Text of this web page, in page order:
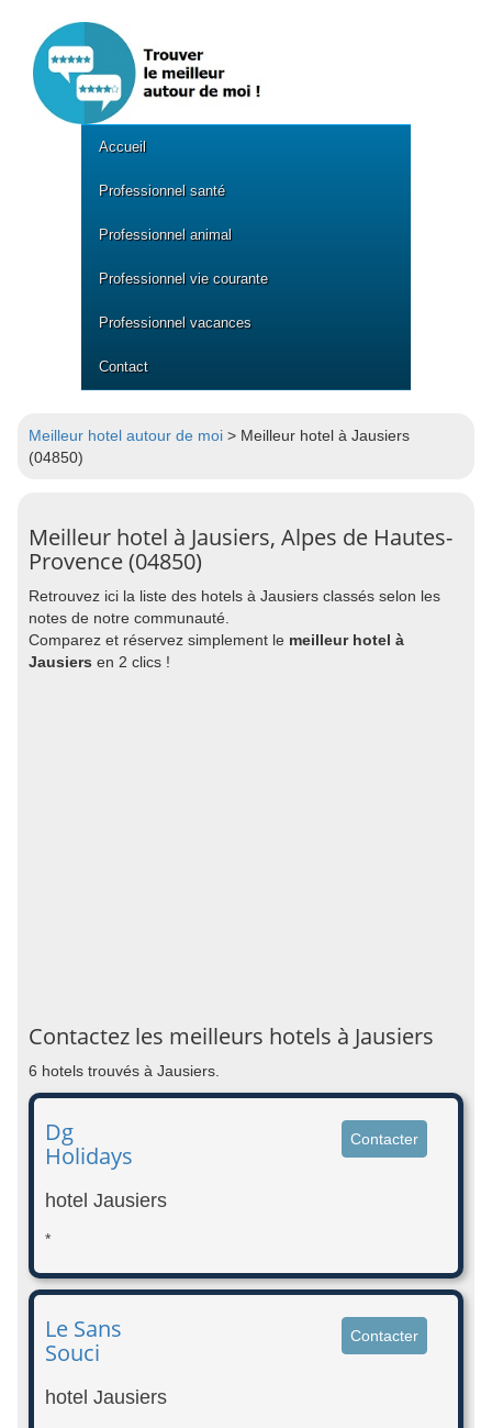
Accueil
Professionnel santé
Professionnel animal
Professionnel vie courante
Professionnel vacances
Contact
Meilleur hotel autour de moi > Meilleur hotel à Jausiers
(04850)
Meilleur hotel à Jausiers, Alpes de Hautes-
Provence (04850)
Retrouvez ici la liste des hotels à Jausiers classés selon les
notes de notre communauté.
Comparez et réservez simplement le meilleur hotel à
Jausiers en 2 clics !
Contactez les meilleurs hotels à Jausiers
6 hotels trouvés à Jausiers.
Dg
Holidays
Contacter
hotel Jausiers
*
Le Sans
Souci
Contacter
hotel Jausiers